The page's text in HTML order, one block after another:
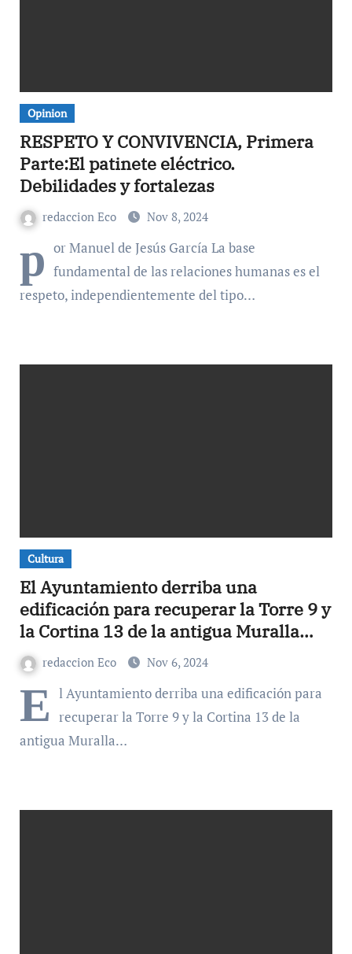
Opinion
RESPETO Y CONVIVENCIA, Primera
Parte:El patinete eléctrico.
Debilidades y fortalezas
redaccion Eco Nov 8, 2024
p or Manuel de Jesús García La base
fundamental de las relaciones humanas es el
respeto, independientemente del tipo…
Cultura
El Ayuntamiento derriba una
edificación para recuperar la Torre 9 y
la Cortina 13 de la antigua Muralla
Medieval de Lorca
redaccion Eco Nov 6, 2024
E l Ayuntamiento derriba una edificación para
recuperar la Torre 9 y la Cortina 13 de la
antigua Muralla…